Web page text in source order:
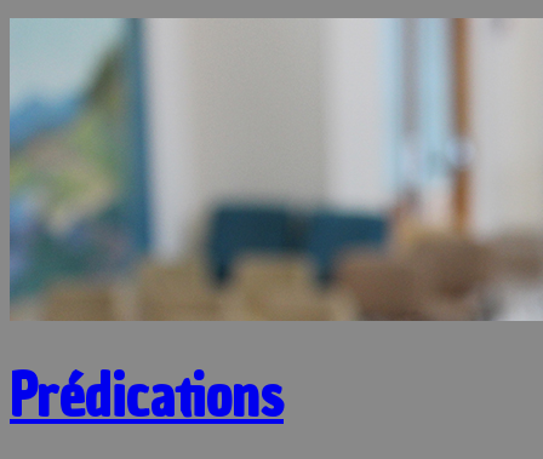
Prédications